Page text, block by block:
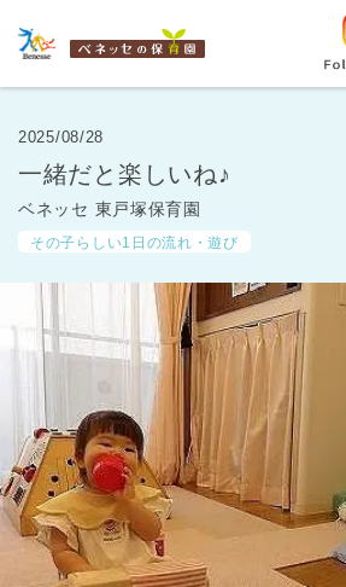
保育園
名
す
都道府県
から探す
東京都
2025/08/28
一緒だと楽しいね♪
ベネッセ 東戸塚保育園
その子らしい1日の流れ・遊び